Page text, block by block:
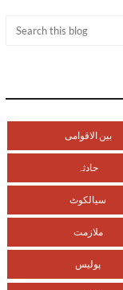
بین الاقوامی
حادثہ
سیالکوٹ
ملازمت
پولیس